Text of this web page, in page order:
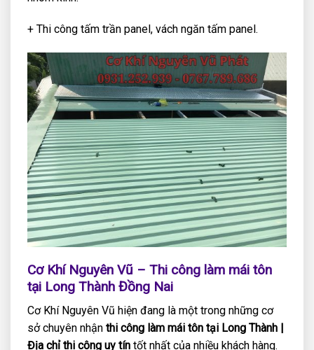
+ Thi công tấm trần panel, vách ngăn tấm panel.
Cơ Khí Nguyên Vũ – Thi công làm mái tôn
tại Long Thành Đồng Nai
Cơ Khí Nguyên Vũ hiện đang là một trong những cơ
sở chuyên nhận thi công làm mái tôn tại Long Thành |
Địa chỉ thi công uy tín tốt nhất của nhiều khách hàng.